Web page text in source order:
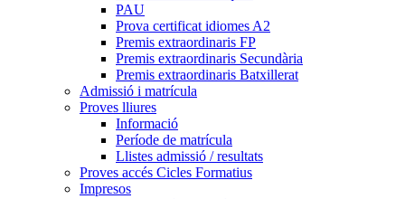
PAU
Prova certificat idiomes A2
Premis extraordinaris FP
Premis extraordinaris Secundària
Premis extraordinaris Batxillerat
Admissió i matrícula
Proves lliures
Informació
Període de matrícula
Llistes admissió / resultats
Proves accés Cicles Formatius
Impresos